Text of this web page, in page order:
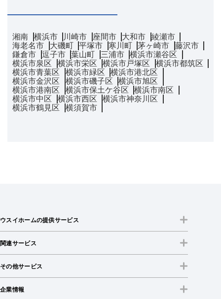
湘南 横浜市 川崎市 座間市 大和市
綾瀬市
海老名市
大磯町 平塚市 寒川町 茅ヶ崎市
藤沢市
鎌倉市
逗子市 葉山町 三浦市
横浜市瀬谷区
横浜市泉区
横浜市栄区 横浜市戸塚区
横浜市都筑区
横浜市青葉区
横浜市緑区
横浜市港北区
横浜市金沢区
横浜市磯子区
横浜市旭区
横浜市港南区
横浜市保土ケ谷区
横浜市南区
横浜市中区
横浜市西区
横浜市神奈川区
横浜市鶴見区
横須賀市
ウスイホームの提供サービス
関連サービス
その他サービス
企業情報